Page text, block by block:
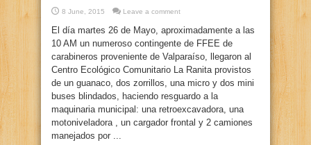
8 June, 2015 Leave a comment
El día martes 26 de Mayo, aproximadamente a las
10 AM un numeroso contingente de FFEE de
carabineros proveniente de Valparaíso, llegaron al
Centro Ecológico Comunitario La Ranita provistos
de un guanaco, dos zorrillos, una micro y dos mini
buses blindados, haciendo resguardo a la
maquinaria municipal: una retroexcavadora, una
motoniveladora , un cargador frontal y 2 camiones
manejados por ...